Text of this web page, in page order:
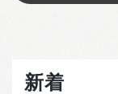
新着